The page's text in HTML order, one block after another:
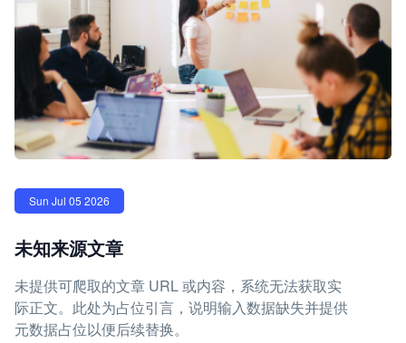
Sun Jul 05 2026
未知来源文章
未提供可爬取的文章 URL 或内容，系统无法获取实
际正文。此处为占位引言，说明输入数据缺失并提供
元数据占位以便后续替换。